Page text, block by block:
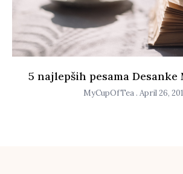
5 najlepših pesama Desanke
MyCupOfTea April 26,